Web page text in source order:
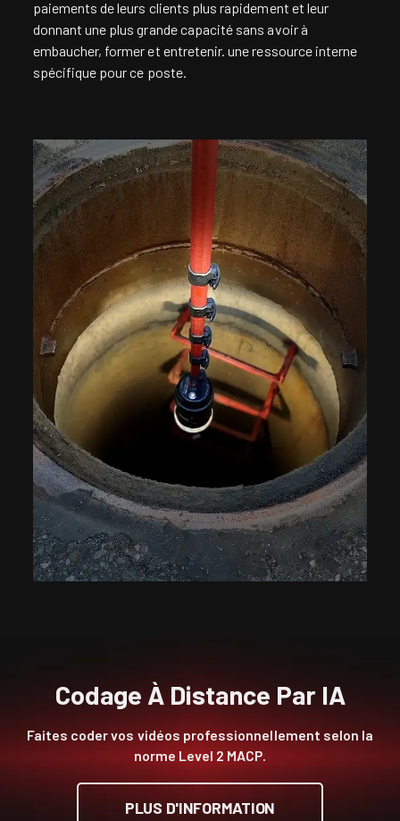
paiements de leurs clients plus rapidement et leur
donnant une plus grande capacité sans avoir à
embaucher, former et entretenir. une ressource interne
spécifique pour ce poste.
Codage À Distance Par IA
Faites coder vos vidéos professionnellement selon la
norme Level 2 MACP.
PLUS D'INFORMATION